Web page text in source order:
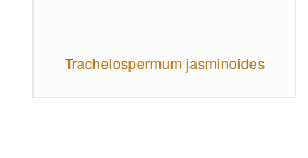
Trachelospermum jasminoides